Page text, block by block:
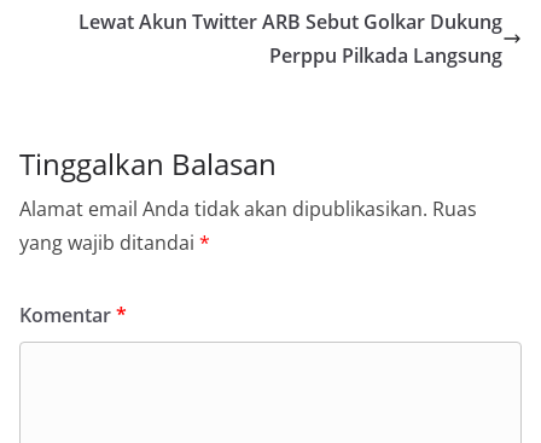
Lewat Akun Twitter ARB Sebut Golkar Dukung
Perppu Pilkada Langsung
Tinggalkan Balasan
Alamat email Anda tidak akan dipublikasikan. Ruas
yang wajib ditandai *
Komentar*